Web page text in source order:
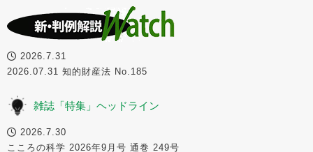
2026.7.31
2026.07.31 知的財産法 No.185
雑誌「特集」ヘッドライン
2026.7.30
こころの科学 2026年9月号 通巻 249号